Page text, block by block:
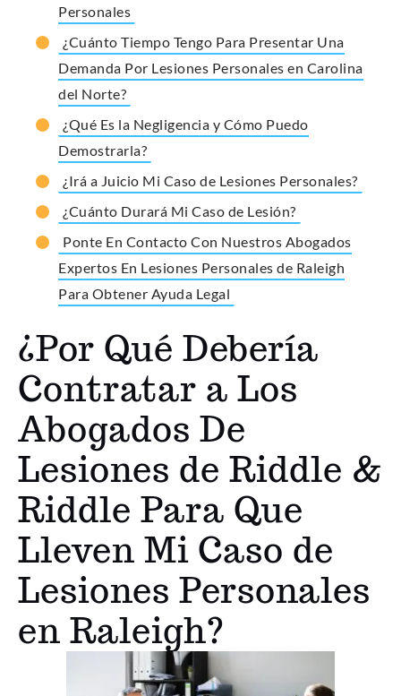
Personales
¿Cuánto Tiempo Tengo Para Presentar Una
Demanda Por Lesiones Personales en Carolina
del Norte?
¿Qué Es la Negligencia y Cómo Puedo
Demostrarla?
¿Irá a Juicio Mi Caso de Lesiones Personales?
¿Cuánto Durará Mi Caso de Lesión?
Ponte En Contacto Con Nuestros Abogados
Expertos En Lesiones Personales de Raleigh
Para Obtener Ayuda Legal
¿Por Qué Debería
Contratar a Los
Abogados De
Lesiones de Riddle &
Riddle Para Que
Lleven Mi Caso de
Lesiones Personales
en Raleigh?